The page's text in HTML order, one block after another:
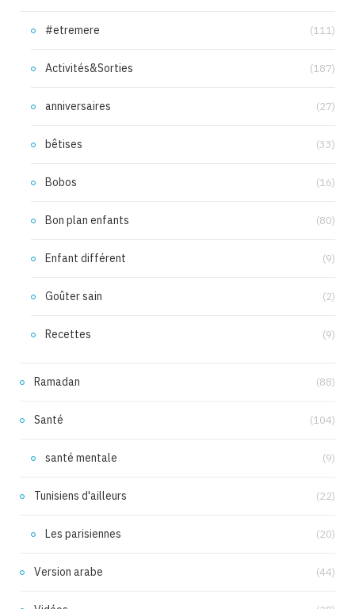
#etremere (111)
Activités&Sorties (187)
anniversaires (27)
bêtises (33)
Bobos (16)
Bon plan enfants (80)
Enfant différent (9)
Goûter sain (2)
Recettes (9)
Ramadan (88)
Santé (104)
santé mentale (9)
Tunisiens d'ailleurs (22)
Les parisiennes (20)
Version arabe (44)